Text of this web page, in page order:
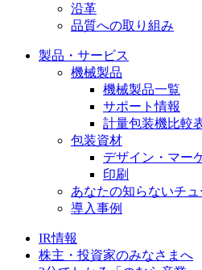
沿革
品質への取り組み
製品・サービス
機械製品
機械製品一覧
サポート情報
計量包装機比較
包装資材
デザイン・マー
印刷
あなたの知らないチ
導入事例
IR情報
株主・投資家のみなさまへ